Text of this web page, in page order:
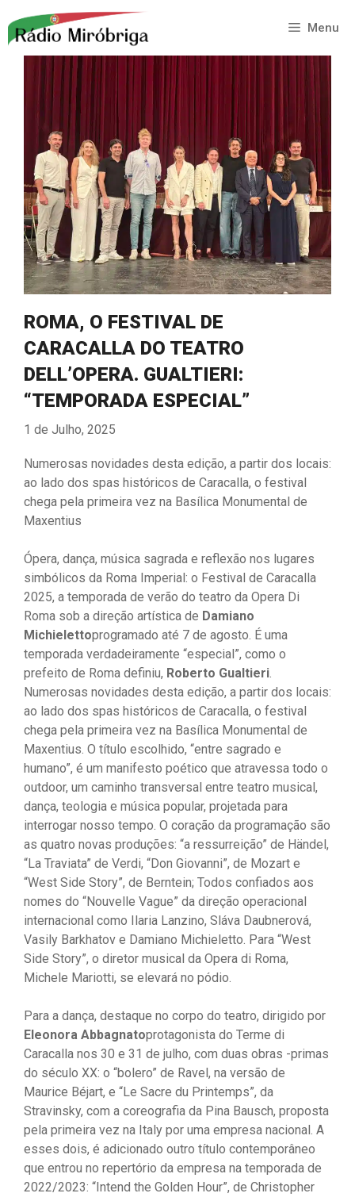
para
Menu
ROMA, O FESTIVAL DE
CARACALLA DO TEATRO
DELL’OPERA. GUALTIERI:
“TEMPORADA ESPECIAL”
1 de Julho, 2025
Numerosas novidades desta edição, a partir dos locais:
ao lado dos spas históricos de Caracalla, o festival
chega pela primeira vez na Basílica Monumental de
Maxentius
Ópera, dança, música sagrada e reflexão nos lugares
simbólicos da Roma Imperial: o Festival de Caracalla
2025, a temporada de verão do teatro da Opera Di
Roma sob a direção artística de Damiano
Michielettoprogramado até 7 de agosto. É uma
temporada verdadeiramente “especial”, como o
prefeito de Roma definiu, Roberto Gualtieri.
Numerosas novidades desta edição, a partir dos locais:
ao lado dos spas históricos de Caracalla, o festival
chega pela primeira vez na Basílica Monumental de
Maxentius. O título escolhido, “entre sagrado e
humano”, é um manifesto poético que atravessa todo o
outdoor, um caminho transversal entre teatro musical,
dança, teologia e música popular, projetada para
interrogar nosso tempo. O coração da programação são
as quatro novas produções: “a ressurreição” de Händel,
“La Traviata” de Verdi, “Don Giovanni”, de Mozart e
“West Side Story”, de Berntein; Todos confiados aos
nomes do “Nouvelle Vague” da direção operacional
internacional como Ilaria Lanzino, Sláva Daubnerová,
Vasily Barkhatov e Damiano Michieletto. Para “West
Side Story”, o diretor musical da Opera di Roma,
Michele Mariotti, se elevará no pódio.
Para a dança, destaque no corpo do teatro, dirigido por
Eleonora Abbagnatoprotagonista do Terme di
Caracalla nos 30 e 31 de julho, com duas obras -primas
do século XX: o “bolero” de Ravel, na versão de
Maurice Béjart, e “Le Sacre du Printemps”, da
Stravinsky, com a coreografia da Pina Bausch, proposta
pela primeira vez na Italy por uma empresa nacional. A
esses dois, é adicionado outro título contemporâneo
que entrou no repertório da empresa na temporada de
2022/2023: “Intend the Golden Hour”, de Christopher